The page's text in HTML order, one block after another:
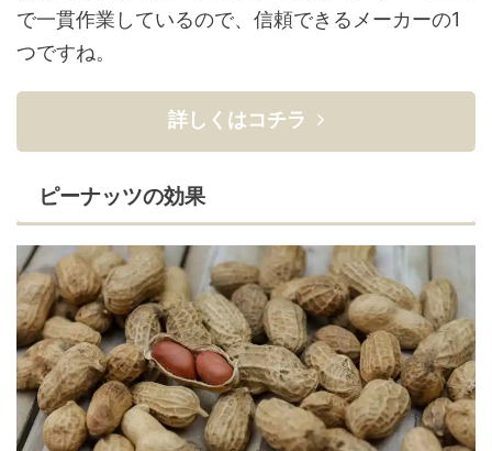
で一貫作業しているので、信頼できるメーカーの1
つですね。
詳しくはコチラ
ピーナッツの効果